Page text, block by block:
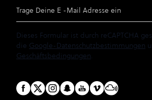
Dieses Formular ist durch reCAPTCHA
die Google-Datenschutzbestimmungen
Geschäftsbedingungen.